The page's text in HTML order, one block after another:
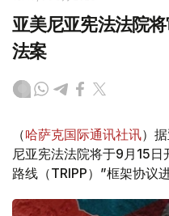
亚美尼亚宪法法院
法案
（哈萨克国际通讯社讯）
尼亚宪法法院将于9月15
路线（TRIPP）”框架协议